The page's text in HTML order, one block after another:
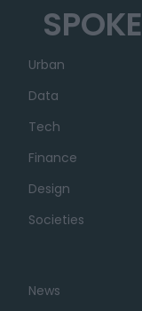
SPOKE
Urban
Data
Tech
Finance
Design
Societies
News